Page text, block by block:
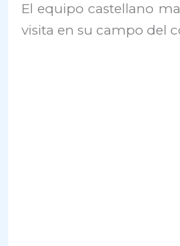
El equipo castellano
visita en su campo del